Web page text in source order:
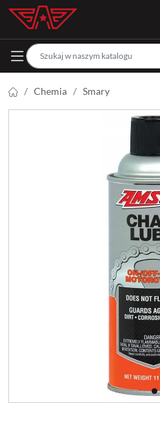
Chemia Smary